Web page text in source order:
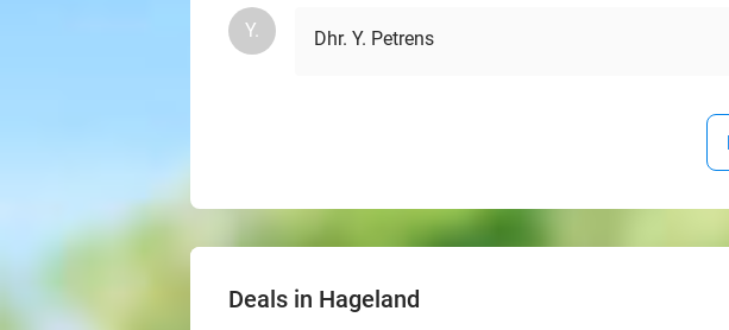
Y. Dhr. Y. Petrens
Deals in Hageland